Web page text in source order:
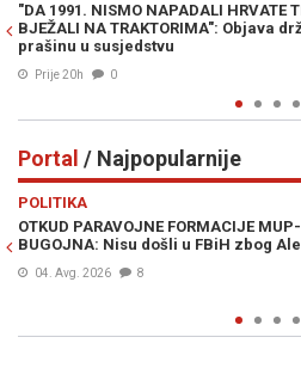
"DA 1991. NISMO NAPADALI HRVATE
BJEŽALI NA TRAKTORIMA": Objava
prašinu u susjedstvu
Prije 20h 0
Portal / Najpopularnije
POLITIKA
OTKUD PARAVOJNE FORMACIJE
BUGOJNA: Nisu došli u FBiH zbog
04. Avg. 2026 8